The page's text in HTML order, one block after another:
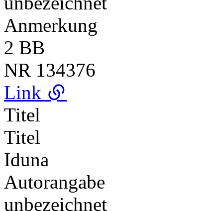
Anmerkung
2 BB
NR 134376
Link
Titel
Titel
Iduna
Autorangabe
unbezeichnet